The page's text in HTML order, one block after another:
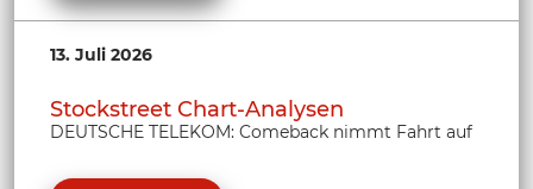
13. Juli 2026
Stockstreet Chart-Analysen
DEUTSCHE TELEKOM: Comeback nimmt Fahrt auf